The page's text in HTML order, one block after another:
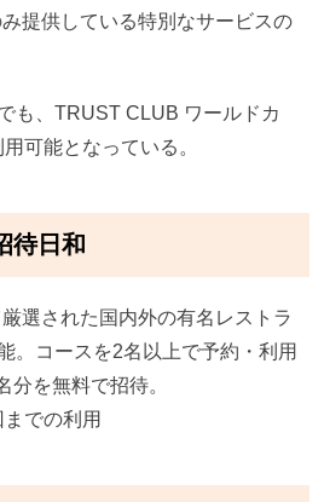
提供している特別なサービスの
も、TRUST CLUB ワールドカ
可能となっている。
待日和
選された国内外の有名レストラ
。コースを2名以上で予約・利用
分を無料で招待。
での利用